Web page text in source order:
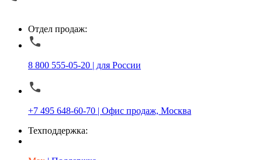
Отдел продаж:
8 800 555-05-20 | для России
+7 495 648-60-70 | Офис продаж, Москва
Техподдержка: